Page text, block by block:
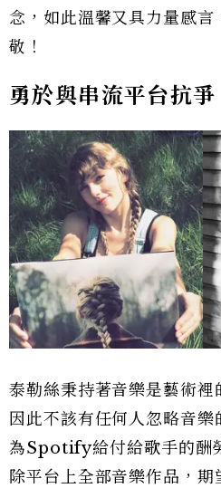
念，如此溫馨又具力量感言
敬！
勇於與串流平台抗爭
泰勒絲秉持著音樂是藝術裡
因此不該有任何人忽略音
為Spotify給付給歌手的酬
除平台上全部音樂作品，期